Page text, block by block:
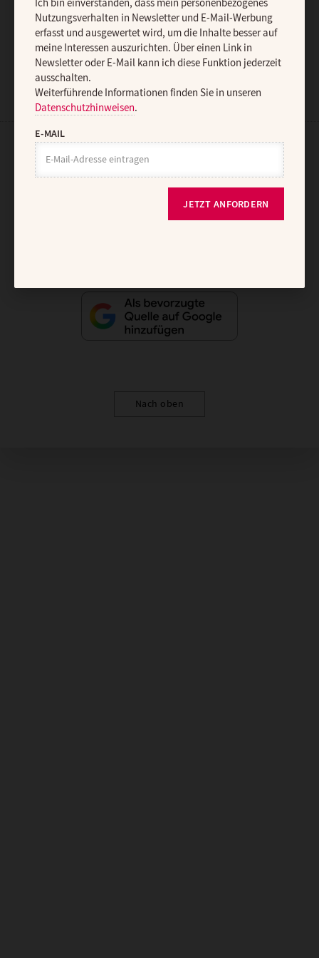
JETZT ANMELDEN
AGB und Widerrufsbelehrung Barrierefreiheit
Impressum
Abo online kündigen
Nach oben
Ich bin einverstanden, dass mein personenbezogenes
Nutzungsverhalten in Newsletter und E-Mail-Werbung
erfasst und ausgewertet wird, um die Inhalte besser auf
meine Interessen auszurichten. Über einen Link in
Newsletter oder E-Mail kann ich diese Funktion jederzeit
ausschalten.
Weiterführende Informationen finden Sie in unseren
Datenschutzhinweisen.
E-MAIL
JETZT ANFORDERN